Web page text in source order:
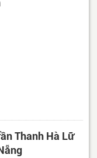
Thanh Hà Lữ